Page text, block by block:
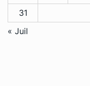
31
« Juil